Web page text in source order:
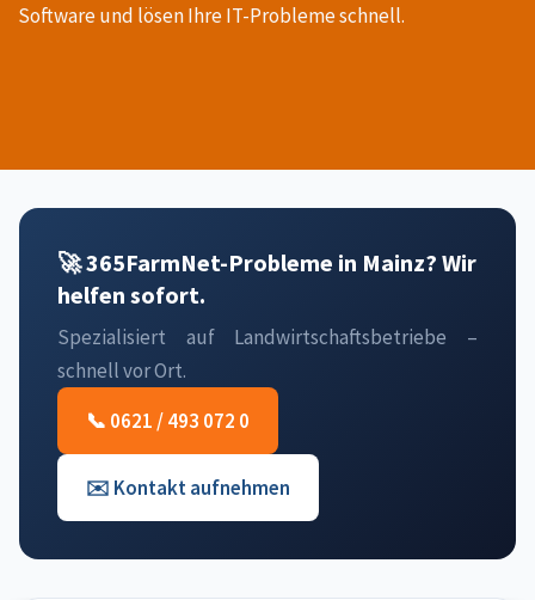
Software und lösen Ihre IT-Probleme schnell.
🚀 365FarmNet-Probleme in Mainz? Wir
helfen sofort.
Spezialisiert auf Landwirtschaftsbetriebe –
schnell vor Ort.
📞 0621 / 493 072 0
✉️ Kontakt aufnehmen